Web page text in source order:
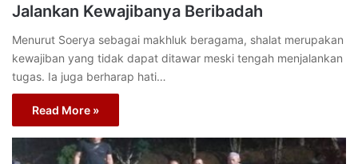
Jalankan Kewajibanya Beribadah
Menurut Soerya sebagai makhluk beragama, shalat merupakan
kewajiban yang tidak dapat ditawar meski tengah menjalankan
tugas. Ia juga berharap hati…
Read More »